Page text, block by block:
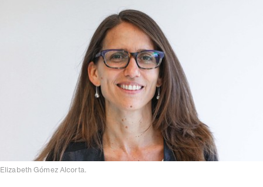
Elizabeth Gómez Alcorta.